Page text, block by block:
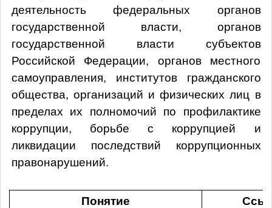
деятельность федеральных органов
государственной власти, органов
государственной власти субъектов
Российской Федерации, органов местного
самоуправления, институтов гражданского
общества, организаций и физических лиц в
пределах их полномочий по профилактике
коррупции, борьбе с коррупцией и
ликвидации последствий коррупционных
правонарушений.
Понятие